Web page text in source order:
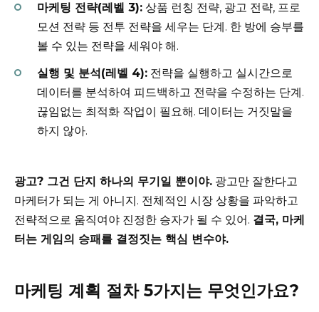
마케팅 전략(레벨 3): 상품 런칭 전략, 광고 전략, 프로
모션 전략 등 전투 전략을 세우는 단계. 한 방에 승부를
볼 수 있는 전략을 세워야 해.
실행 및 분석(레벨 4): 전략을 실행하고 실시간으로
데이터를 분석하여 피드백하고 전략을 수정하는 단계.
끊임없는 최적화 작업이 필요해. 데이터는 거짓말을
하지 않아.
광고? 그건 단지 하나의 무기일 뿐이야. 광고만 잘한다고
마케터가 되는 게 아니지. 전체적인 시장 상황을 파악하고
전략적으로 움직여야 진정한 승자가 될 수 있어. 결국, 마케
터는 게임의 승패를 결정짓는 핵심 변수야.
마케팅 계획 절차 5가지는 무엇인가요?